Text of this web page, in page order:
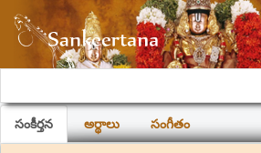
సంకీర్తన అర్థాలు సంగీతం